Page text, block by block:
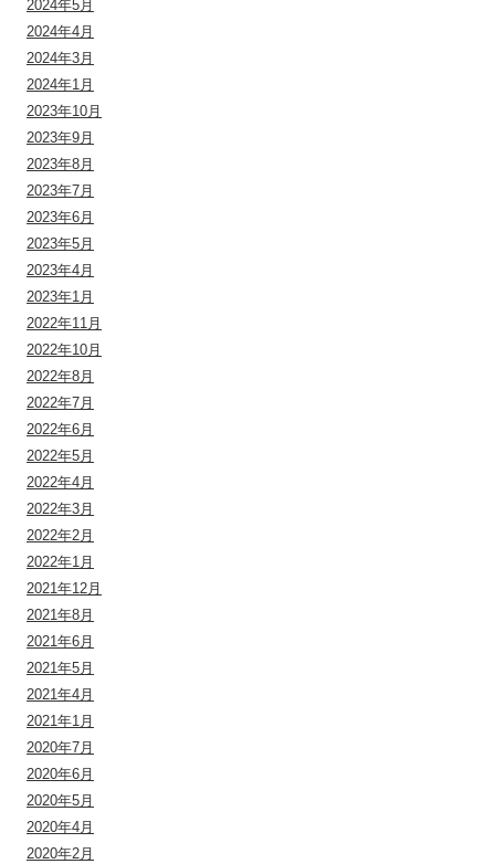
2024年5月
2024年4月
2024年3月
2024年1月
2023年10月
2023年9月
2023年8月
2023年7月
2023年6月
2023年5月
2023年4月
2023年1月
2022年11月
2022年10月
2022年8月
2022年7月
2022年6月
2022年5月
2022年4月
2022年3月
2022年2月
2022年1月
2021年12月
2021年8月
2021年6月
2021年5月
2021年4月
2021年1月
2020年7月
2020年6月
2020年5月
2020年4月
2020年2月